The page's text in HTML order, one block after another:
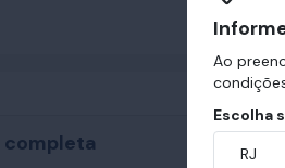
completa
Ao
Escolha
RJ